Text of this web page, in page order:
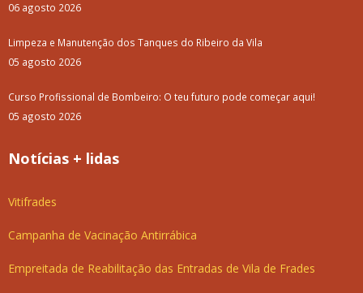
06 agosto 2026
Limpeza e Manutenção dos Tanques do Ribeiro da Vila
05 agosto 2026
Curso Profissional de Bombeiro: O teu futuro pode começar aqui!
05 agosto 2026
Notícias + lidas
Vitifrades
Campanha de Vacinação Antirrábica
Empreitada de Reabilitação das Entradas de Vila de Frades